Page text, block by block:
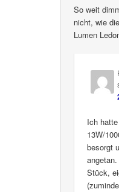
So weit
nicht, wie
Lumen
Ich
13W/
besorgt
Stück,